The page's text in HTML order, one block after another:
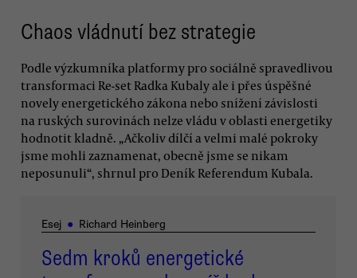
Chaos vládnutí bez strategie
Podle výzkumníka platformy pro sociálně spravedlivou
transformaci Re-set Radka Kubaly ale i přes úspěšné
novely energetického zákona nebo snížení závislosti
na ruských surovinách nelze vládu v oblasti energetiky
hodnotit kladně. „Ačkoliv dílčí a velmi malé pokroky
jsme mohli zaznamenat, obecně jsme se nikam
neposunuli“, shrnul pro Deník Referendum Kubala.
Esej ● Richard Heinberg
Sedm kroků energetické